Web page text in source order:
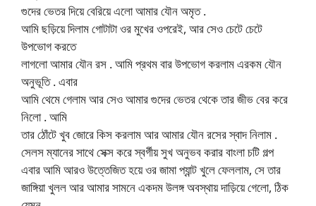
গুদের ভেতর দিয়ে বেরিয়ে এলো আমার যৌন অমৃত .
আমি ছড়িয়ে দিলাম গোটাটা ওর মুখের ওপরেই, আর সেও চেটে চেটে
উপভোগ করতে
লাগলো আমার যৌন রস . আমি প্রথম বার উপভোগ করলাম এরকম যৌন
অনুভূতি . এবার
আমি থেমে গেলাম আর সেও আমার গুদের ভেতর থেকে তার জীভ বের করে
নিলো . আমি
তার ঠোঁটে খুব জোরে কিস করলাম আর আমার যৌন রসের স্বাদ নিলাম .
সেলস ম্যানের সাথে সেক্স করে স্বর্গীয় সুখ অনুভব করার বাংলা চটি গল্প
এবার আমি আরও উত্তেজিত হয়ে ওর জামা প্যান্ট খুলে ফেললাম, সে তার
জাঙ্গিয়া খুলল আর আমার সামনে একদম উলঙ্গ অবস্থায় দাড়িয়ে গেলো, ঠিক